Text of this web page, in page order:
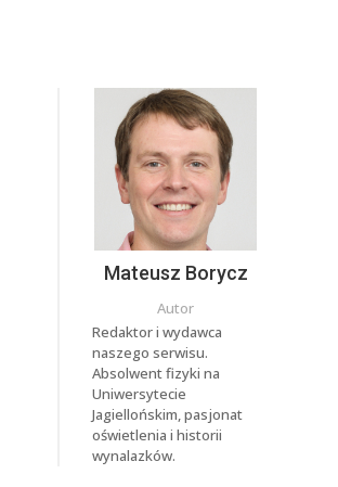
Mateusz Borycz
Autor
Redaktor i wydawca
naszego serwisu.
Absolwent fizyki na
Uniwersytecie
Jagiellońskim, pasjonat
oświetlenia i historii
wynalazków.